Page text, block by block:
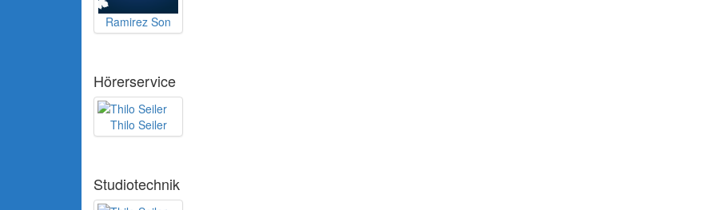
Ramirez Son
Hörerservice
Thilo Seiler
Studiotechnik